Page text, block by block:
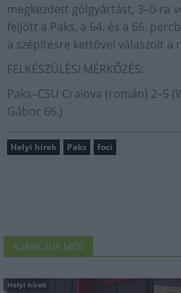
megkezdett gólgyártást, 3–0-ra
feljött a Paks, a 64. és a 66.
a szépítésre kettővel válaszolt a
FELKÉSZÜLÉSI MÉRKŐZÉS:
Paks–CSU Craiova (román) 2–5
Gábor 66.)
Helyi hírek Paks foci
AJÁNLJUK MÉG
Helyi hírek